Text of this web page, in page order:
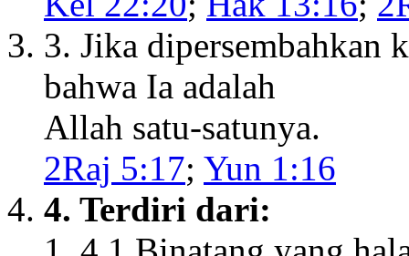
3. Jika dipersembahkan
bahwa Ia adalah
Allah satu-satunya.
2Raj 5:17; Yun 1:16
4. Terdiri dari: